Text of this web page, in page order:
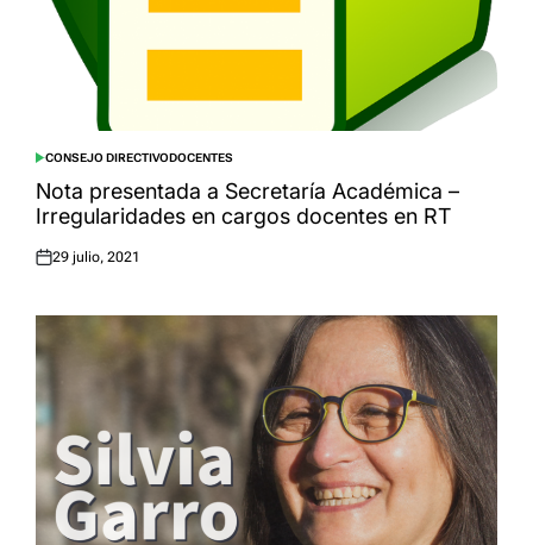
POSTED
IN
CONSEJO DIRECTIVODOCENTES
Nota presentada a Secretaría Académica –
Irregularidades en cargos docentes en RT
Posted
29 julio, 2021